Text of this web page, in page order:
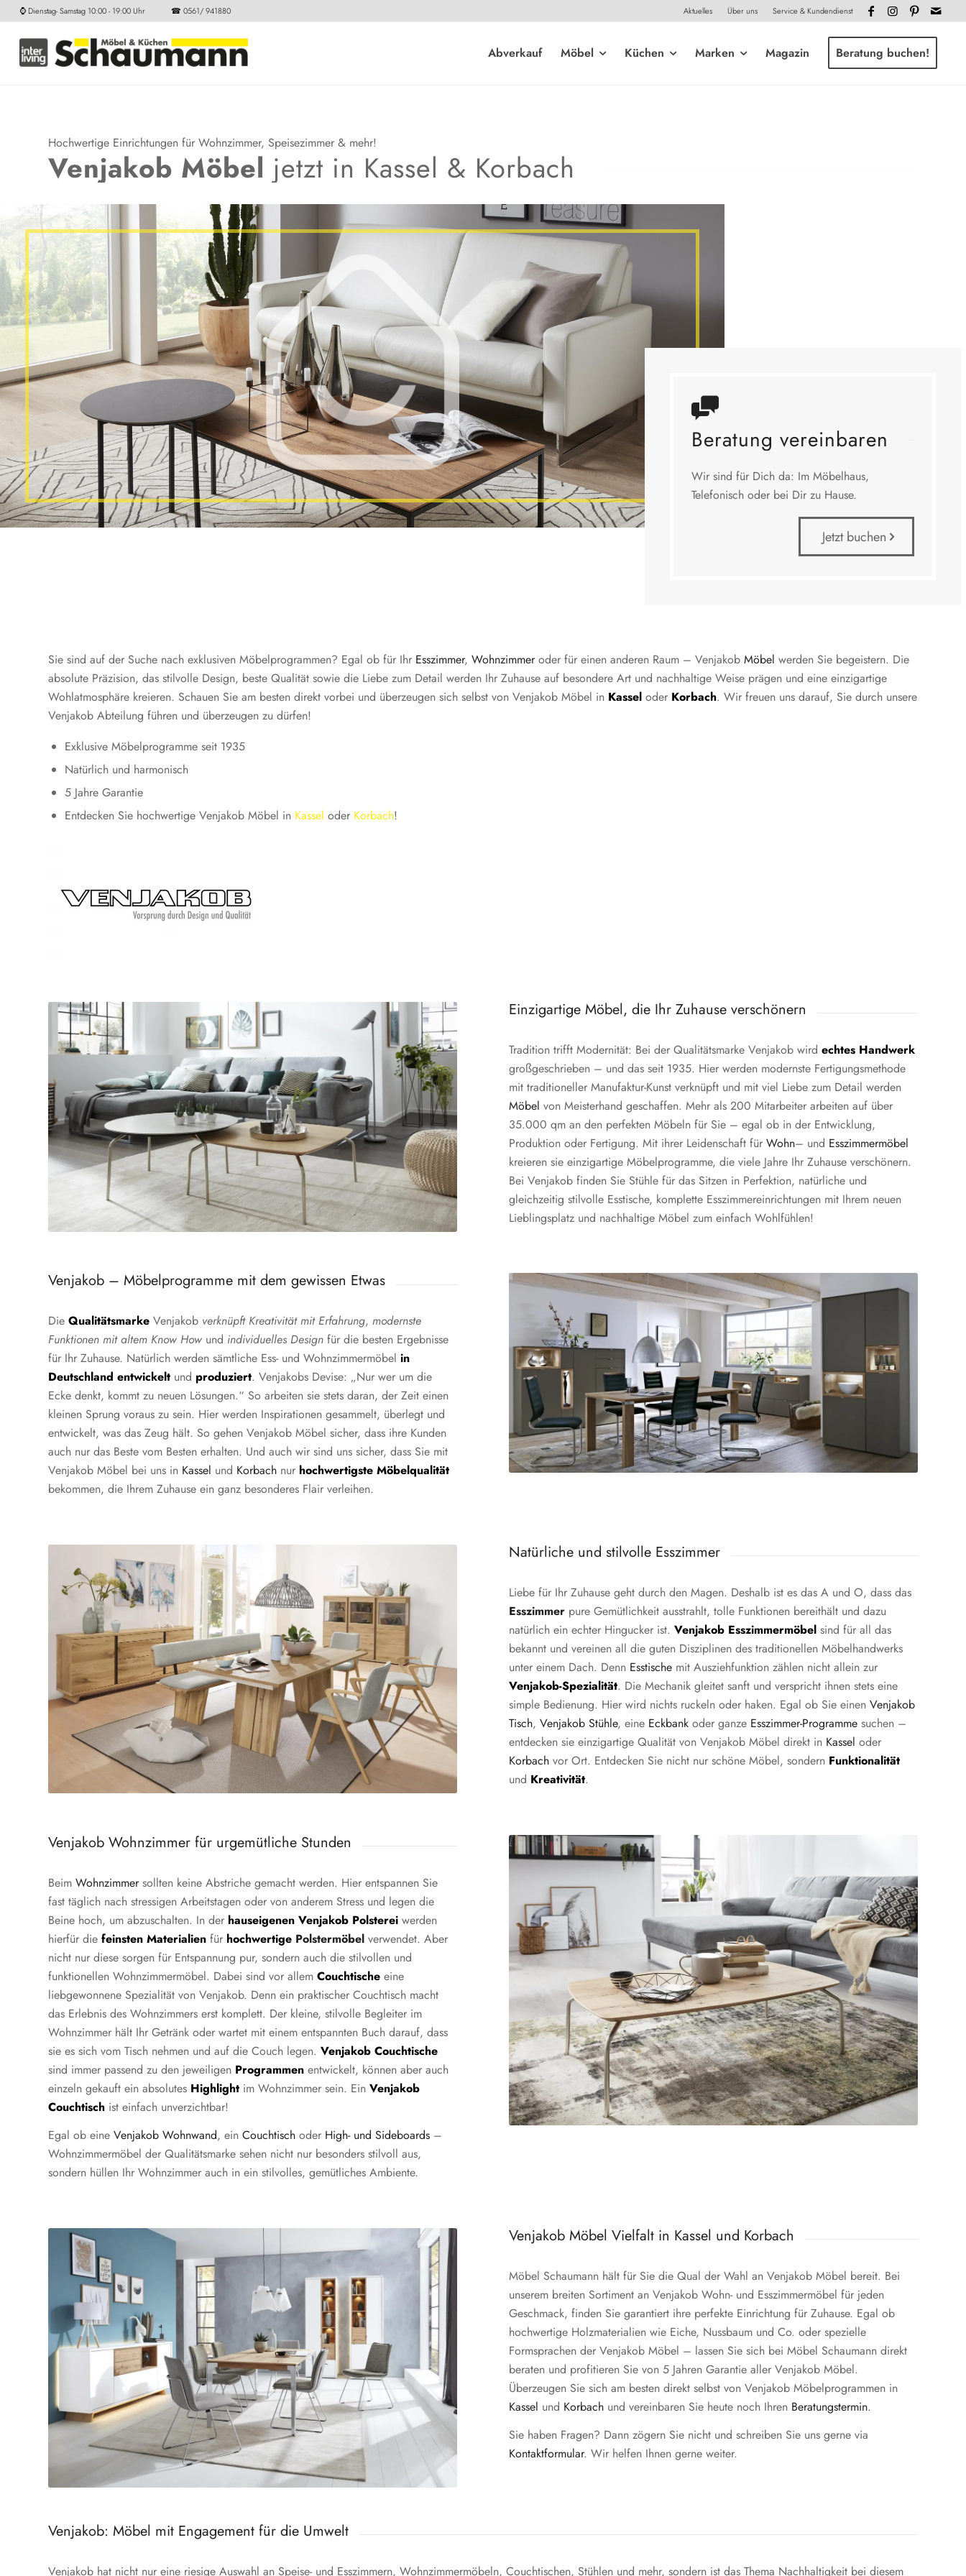
Aktuelles Über uns Service & Kundendienst
⌚ Dienstag- Samstag 10:00 - 19:00 Uhr ☎ 0561/ 941880
Abverkauf Möbel Küchen Marken Magazin Beratung buchen!
Hochwertige Einrichtungen für Wohnzimmer, Speisezimmer & mehr!
Venjakob Möbel jetzt in Kassel & Korbach
Beratung vereinbaren
Wir sind für Dich da: Im Möbelhaus,
Telefonisch oder bei Dir zu Hause.
Jetzt buchen
Sie sind auf der Suche nach exklusiven Möbelprogrammen? Egal ob für Ihr Esszimmer, Wohnzimmeroder für einen anderen Raum – Venjakob Möbel werden Sie begeistern. Die
absolute Präzision, das stilvolle Design, beste Qualität sowie die Liebe zum Detail werden Ihr Zuhause auf besondere Art und nachhaltige Weise prägen und eine einzigartige
Wohlatmosphäre kreieren. Schauen Sie am besten direkt vorbei und überzeugen sich selbst von Venjakob Möbel in Kassel oder Korbach. Wir freuen uns darauf, Sie durch unsere
Venjakob Abteilung führen und überzeugen zu dürfen!
Exklusive Möbelprogramme seit 1935
Natürlich und harmonisch
5 Jahre Garantie
Entdecken Sie hochwertige Venjakob Möbel in Kassel oder Korbach!
Einzigartige Möbel, die Ihr Zuhause verschönern
Tradition trifft Modernität: Bei der Qualitätsmarke Venjakob wirdechtes Handwerk
großgeschrieben – und das seit 1935. Hier werden modernste Fertigungsmethode
mit traditioneller Manufaktur-Kunst verknüpft und mit viel Liebe zum Detail werden
Möbel von Meisterhand geschaffen. Mehr als 200 Mitarbeiter arbeiten auf über
35.000 qm an den perfekten Möbeln für Sie – egal ob in der Entwicklung,
Produktion oder Fertigung. Mit ihrer Leidenschaft fürWohn– und Esszimmermöbel
kreieren sie einzigartige Möbelprogramme, die viele Jahre Ihr Zuhause verschönern.
Bei Venjakob finden Sie Stühle für das Sitzen in Perfektion, natürliche und
gleichzeitig stilvolle Esstische, komplette Esszimmereinrichtungen mit Ihrem neuen
Lieblingsplatz und nachhaltige Möbel zum einfach Wohlfühlen!
Venjakob – Möbelprogramme mit dem gewissen Etwas
Die Qualitätsmarke Venjakob verknüpft Kreativität mit Erfahrung, modernste
Funktionen mit altem Know How und individuelles Design für die besten Ergebnisse
für Ihr Zuhause. Natürlich werden sämtliche Ess- und Wohnzimmermöbel in
Deutschland entwickelt und produziert. Venjakobs Devise: „Nur wer um die
Ecke denkt, kommt zu neuen Lösungen.“ So arbeiten sie stets daran, der Zeit einen
kleinen Sprung voraus zu sein. Hier werden Inspirationen gesammelt, überlegt und
entwickelt, was das Zeug hält. So gehen Venjakob Möbel sicher, dass ihre Kunden
auch nur das Beste vom Besten erhalten. Und auch wir sind uns sicher, dass Sie mit
Venjakob Möbel bei uns in Kassel und Korbach nur hochwertigste Möbelqualität
bekommen, die Ihrem Zuhause ein ganz besonderes Flair verleihen.
Natürliche und stilvolle Esszimmer
Liebe für Ihr Zuhause geht durch den Magen. Deshalb ist es das A und O, dass das
Esszimmer pure Gemütlichkeit ausstrahlt, tolle Funktionen bereithält und dazu
natürlich ein echter Hingucker ist.Venjakob Esszimmermöbel sind für all das
bekannt und vereinen all die guten Disziplinen des traditionellen Möbelhandwerks
unter einem Dach. Denn Esstische mit Ausziehfunktion zählen nicht allein zur
Venjakob-Spezialität. Die Mechanik gleitet sanft und verspricht ihnen stets eine
simple Bedienung. Hier wird nichts ruckeln oder haken. Egal ob Sie einenVenjakob
Tisch,Venjakob Stühle, eine Eckbank oder ganze Esszimmer-Programme suchen –
entdecken sie einzigartige Qualität von Venjakob Möbel direkt in Kassel oder
Korbach vor Ort. Entdecken Sie nicht nur schöne Möbel, sondern Funktionalität
und Kreativität.
Venjakob Wohnzimmer für urgemütliche Stunden
Beim Wohnzimmersollten keine Abstriche gemacht werden. Hier entspannen Sie
fast täglich nach stressigen Arbeitstagen oder von anderem Stress und legen die
Beine hoch, um abzuschalten. In der hauseigenen Venjakob Polsterei werden
hierfür die feinsten Materialien für hochwertige Polstermöbel verwendet. Aber
nicht nur diese sorgen für Entspannung pur, sondern auch die stilvollen und
funktionellen Wohnzimmermöbel. Dabei sind vor allem Couchtische eine
liebgewonnene Spezialität von Venjakob. Denn ein praktischer Couchtisch macht
das Erlebnis des Wohnzimmers erst komplett. Der kleine, stilvolle Begleiter im
Wohnzimmer hält Ihr Getränk oder wartet mit einem entspannten Buch darauf, dass
sie es sich vom Tisch nehmen und auf die Couch legen. Venjakob Couchtische
sind immer passend zu den jeweiligen Programmen entwickelt, können aber auch
einzeln gekauft ein absolutes Highlight im Wohnzimmer sein. Ein Venjakob
Couchtisch ist einfach unverzichtbar!
Egal ob eine Venjakob Wohnwand, ein Couchtisch oder High- und Sideboards –
Wohnzimmermöbel der Qualitätsmarke sehen nicht nur besonders stilvoll aus,
sondern hüllen Ihr Wohnzimmer auch in ein stilvolles, gemütliches Ambiente.
Venjakob Möbel Vielfalt in Kassel und Korbach
Möbel Schaumann hält für Sie die Qual der Wahl an Venjakob Möbel bereit. Bei
unserem breiten Sortiment an Venjakob Wohn- und Esszimmermöbel für jeden
Geschmack, finden Sie garantiert ihre perfekte Einrichtung für Zuhause. Egal ob
hochwertige Holzmaterialien wie Eiche, Nussbaum und Co. oder spezielle
Formsprachen der Venjakob Möbel – lassen Sie sich bei Möbel Schaumann direkt
beraten und profitieren Sie von 5 Jahren Garantie aller Venjakob Möbel.
Überzeugen Sie sich am besten direkt selbst von Venjakob Möbelprogrammen in
Kassel und Korbach und vereinbaren Sie heute noch Ihren Beratungstermin.
Sie haben Fragen? Dann zögern Sie nicht und schreiben Sie uns gerne via
Kontaktformular. Wir helfen Ihnen gerne weiter.
Venjakob: Möbel mit Engagement für die Umwelt
Venjakob hat nicht nur eine riesige Auswahl an Speise- und Esszimmern, Wohnzimmermöbeln, Couchtischen, Stühlen und mehr, sondern ist das Thema Nachhaltigkeit bei diesem